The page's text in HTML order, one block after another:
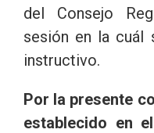
del Consejo
sesión en la cuál
instructivo.
Por la presente
establecido en